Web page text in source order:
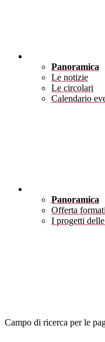
Panoramica
Le notizie
Le circolari
Calendario
Panoramica
Offerta
I progetti
Campo di ricerca per le